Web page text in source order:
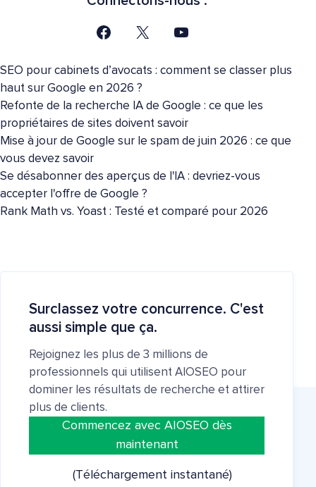
SEO pour cabinets d’avocats : comment se classer plus
haut sur Google en 2026 ?
Refonte de la recherche IA de Google : ce que les
propriétaires de sites doivent savoir
Mise à jour de Google sur le spam de juin 2026 : ce que
vous devez savoir
Se désabonner des aperçus de l'IA : devriez-vous
accepter l'offre de Google ?
Rank Math vs. Yoast : Testé et comparé pour 2026
Surclassez votre concurrence. C'est
aussi simple que ça.
Rejoignez les plus de 3 millions de
professionnels qui utilisent AIOSEO pour
dominer les résultats de recherche et attirer
plus de clients.
Commencez avec AIOSEO dès
maintenant
(Téléchargement instantané)